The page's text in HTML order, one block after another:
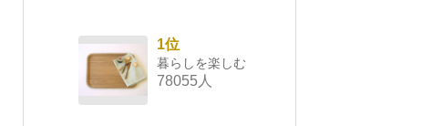
1位
暮らしを楽しむ
78055人